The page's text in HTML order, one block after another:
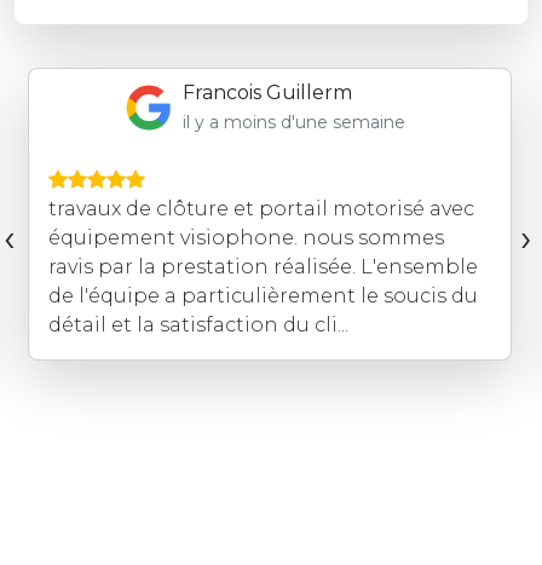
Francois Guillerm
il y a moins d'une semaine
travaux de clôture et portail motorisé avec
équipement visiophone. nous sommes
ravis par la prestation réalisée. L'ensemble
de l'équipe a particulièrement le soucis du
détail et la satisfaction du cli...
‹ ›